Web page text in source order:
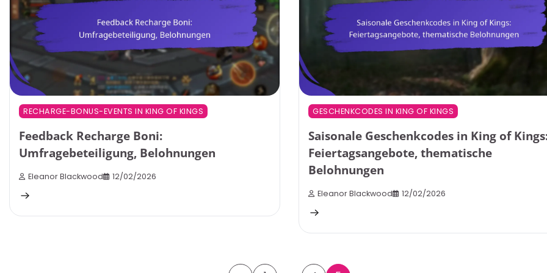
RECHARGE-BONUS-EVENTS IN KING OF KINGS
Feedback Recharge Boni:
Umfragebeteiligung, Belohnungen
Eleanor Blackwood 12/02/2026
GESCHENKCODES IN KING OF KINGS
Saisonale Geschenkcodes in King of
Feiertagsangebote, thematische
Belohnungen
Eleanor Blackwood 12/02/2026